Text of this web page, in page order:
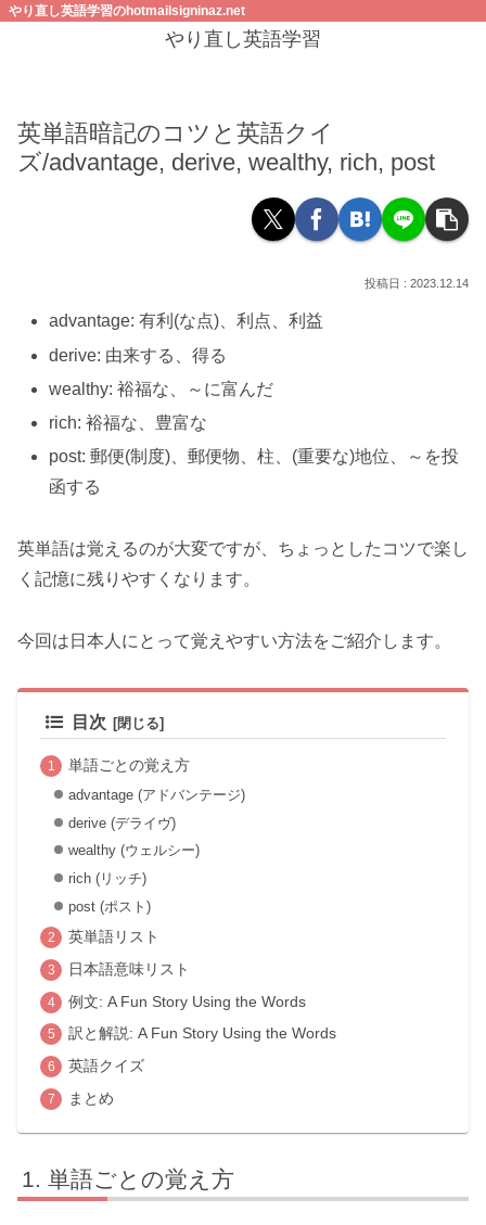
やり直し英語学習のhotmailsigninaz.net
やり直し英語学習
英単語暗記のコツと英語クイ
ズ/advantage, derive, wealthy, rich, post
2023.12.14
advantage: 有利(な点)、利点、利益
derive: 由来する、得る
wealthy: 裕福な、～に富んだ
rich: 裕福な、豊富な
post: 郵便(制度)、郵便物、柱、(重要な)地位、～を投
函する
英単語は覚えるのが大変ですが、ちょっとしたコツで楽し
く記憶に残りやすくなります。
今回は日本人にとって覚えやすい方法をご紹介します。
目次
単語ごとの覚え方
advantage (アドバンテージ)
derive (デライヴ)
wealthy (ウェルシー)
rich (リッチ)
post (ポスト)
英単語リスト
日本語意味リスト
例文: A Fun Story Using the Words
訳と解説: A Fun Story Using the Words
英語クイズ
まとめ
単語ごとの覚え方